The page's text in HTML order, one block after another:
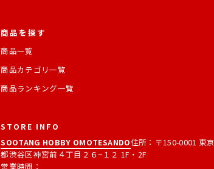
商品を探す
商品一覧
商品カテゴリ一覧
商品ランキング一覧
STORE INFO
SOOTANG HOBBY OMOTESANDO住所：〒150-0001 東京
都渋谷区神宮前４丁目２６−１２ 1F・2F
営業時間：